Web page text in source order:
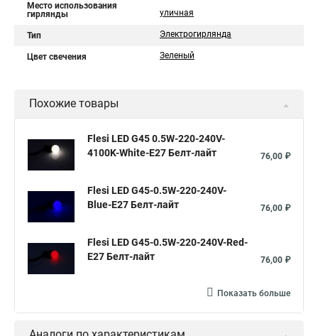
Место использования
гирлянды
уличная
Тип Электрогирлянда
Цвет свечения Зеленый
Похожие товары
Flesi LED G45 0.5W-220-240V-
4100K-White-E27 Белт-лайт
76,00 ₽
Flesi LED G45-0.5W-220-240V-
Blue-E27 Белт-лайт
76,00 ₽
Flesi LED G45-0.5W-220-240V-Red-
E27 Белт-лайт
76,00 ₽
Показать больше